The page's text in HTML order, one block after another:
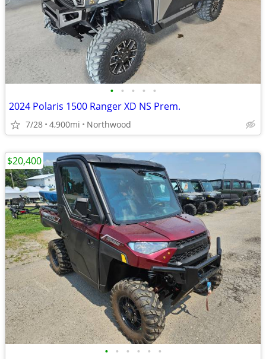
• • • • •
2024 Polaris 1500 Ranger XD NS Prem.
7/28 4,900mi Northwood
• • • • • •
$20,400